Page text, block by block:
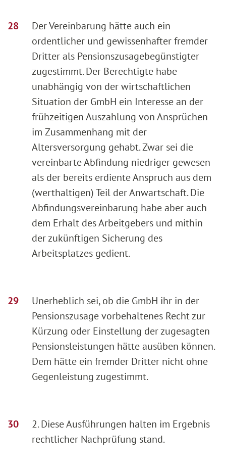
Der Vereinbarung hätte auch ein
ordentlicher und gewissenhafter fremder
Dritter als Pensionszusagebegünstigter
zugestimmt. Der Berechtigte habe
unabhängig von der wirtschaftlichen
Situation der GmbH ein Interesse an der
frühzeitigen Auszahlung von Ansprüchen
im Zusammenhang mit der
Altersversorgung gehabt. Zwar sei die
vereinbarte Abfindung niedriger gewesen
als der bereits erdiente Anspruch aus dem
(werthaltigen) Teil der Anwartschaft. Die
Abfindungsvereinbarung habe aber auch
dem Erhalt des Arbeitgebers und mithin
der zukünftigen Sicherung des
Arbeitsplatzes gedient.
Unerheblich sei, ob die GmbH ihr in der
Pensionszusage vorbehaltenes Recht zur
Kürzung oder Einstellung der zugesagten
Pensionsleistungen hätte ausüben können.
Dem hätte ein fremder Dritter nicht ohne
Gegenleistung zugestimmt.
2. Diese Ausführungen halten im Ergebnis
rechtlicher Nachprüfung stand.